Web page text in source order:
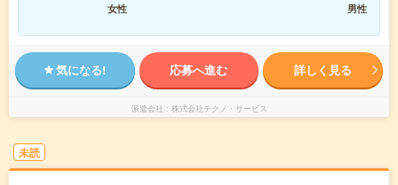
女性
男性
気になる! 応募へ進む 詳しく見る
派遣会社 株式会社テクノ・サービス
未読